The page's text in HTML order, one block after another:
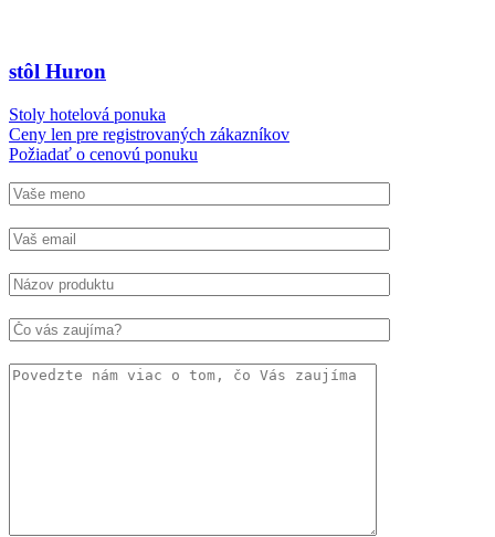
stôl Huron
Stoly hotelová ponuka
Ceny len pre registrovaných zákazníkov
Požiadať o cenovú ponuku